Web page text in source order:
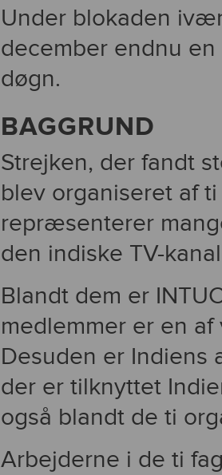
Under blokaden
december endnu
døgn.
BAGGRUND
Strejken, der fandt
blev organiseret af
repræsenterer
den indiske TV-
Blandt dem er
medlemmer er en
Desuden er Indiens
der er tilknyttet
også blandt de ti
Arbejderne i de ti